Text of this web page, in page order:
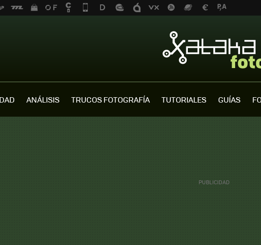
ANÁLISIS TRUCOS FOTOGRAFÍA TUTORIALES GUÍAS